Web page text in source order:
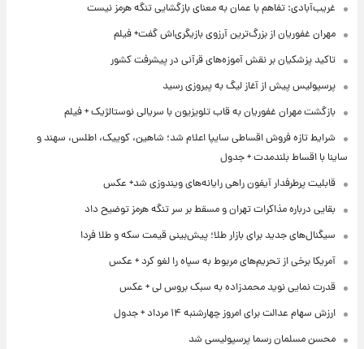
غریب‌آبادی: تفاهم با عمان به معنای بازگشایی تنگه هرمز نیست
مهران غفوریان از بزرگ‌ترین آرزوی بازیگری‌اش گفت+ فیلم
تاکید پزشکیان بر نقش آموزه‌های قرآنی در پیشرفت کشور
پرسپولیس پیش از آغاز لیگ به پیروزی رسید
بازگشت مهران غفوریان به قاب تلویزیون با سریالی نوستالژیک + فیلم
شرایط تازه فروش اقساطی سایپا اعلام شد؛ شاهین، کوییک، اطلس، سهند و
ساینا با اقساط بلندمدت + جدول
قابلیت پرطرفدار آیفون راهی رایانه‌های ویندوزی شد+ عکس
بقایی درباره مذاکرات تهران و مسقط بر سر تنگه هرمز توضیح داد
سیگنال‌های جدید برای بازار طلا؛ پیش‌بینی قیمت سکه و طلا فردا
آمریکا برخی از تحریم‌های مربوط به سپاه را لغو کرد + عکس
قدرت نمایی نوید محمدزاده به سبک بروس لی + عکس
ارزش سهام عدالت برای امروز چهارشنبه ۱۴ مرداد + جدول
محسن مسلمان رسما پرسپولیسی شد